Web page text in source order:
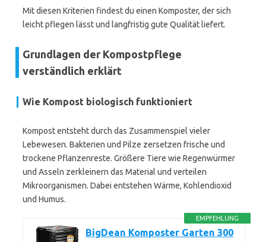
Mit diesen Kriterien findest du einen Komposter, der sich
leicht pflegen lässt und langfristig gute Qualität liefert.
Grundlagen der Kompostpflege
verständlich erklärt
Wie Kompost biologisch funktioniert
Kompost entsteht durch das Zusammenspiel vieler
Lebewesen. Bakterien und Pilze zersetzen frische und
trockene Pflanzenreste. Größere Tiere wie Regenwürmer
und Asseln zerkleinern das Material und verteilen
Mikroorganismen. Dabei entstehen Wärme, Kohlendioxid
und Humus.
EMPFEHLUNG
BigDean Komposter Garten 300